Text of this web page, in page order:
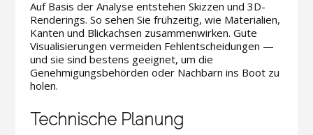
Auf Basis der Analyse entstehen Skizzen und 3D-
Renderings. So sehen Sie frühzeitig, wie Materialien,
Kanten und Blickachsen zusammenwirken. Gute
Visualisierungen vermeiden Fehlentscheidungen —
und sie sind bestens geeignet, um die
Genehmigungsbehörden oder Nachbarn ins Boot zu
holen.
Technische Planung